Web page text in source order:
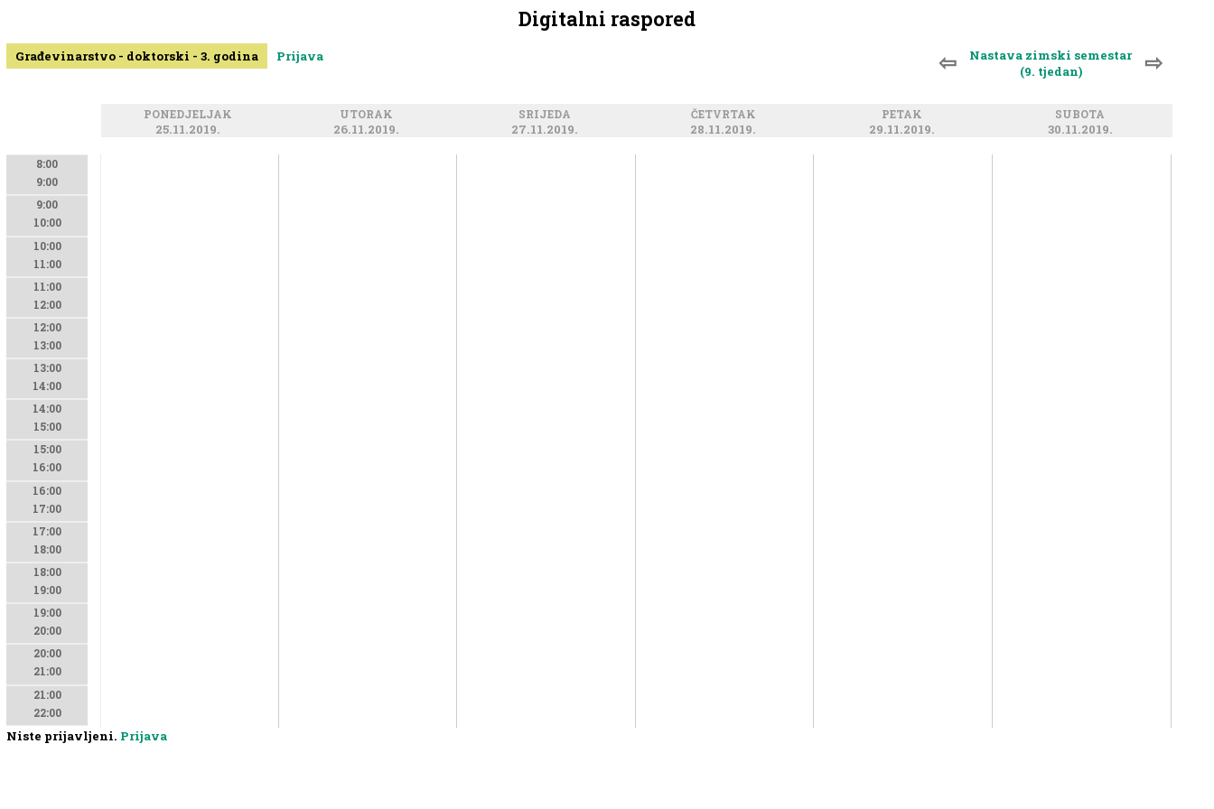
Digitalni raspored
⇦
Nastava zimski semestar
(9. tjedan)
⇨
Građevinarstvo - doktorski - 3. godina Prijava
PONEDJELJAK
25.11.2019.
UTORAK
26.11.2019.
SRIJEDA
27.11.2019.
ČETVRTAK
28.11.2019.
PETAK
29.11.2019.
SUBOTA
30.11.2019.
8:00
9:00
9:00
10:00
10:00
11:00
11:00
12:00
12:00
13:00
13:00
14:00
14:00
15:00
15:00
16:00
16:00
17:00
17:00
18:00
18:00
19:00
19:00
20:00
20:00
21:00
21:00
22:00
Niste prijavljeni. Prijava